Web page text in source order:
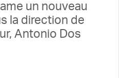
un nouveau
la direction de
Antonio Dos